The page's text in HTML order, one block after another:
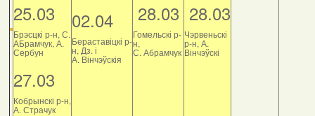
25.03
Брэсцкі р-н, С.
АБрамчук, А.
Сербун
27.03
Кобрынскі р-н,
А. Страчук
02.04
Бераставіцкі р-
н, Дз. і
А. Вінчэўскія
28.03
Гомельскі р-
н,
С. Абрамчук
28.03
Чэрвеньскі
р-н, А.
Вінчэўскі